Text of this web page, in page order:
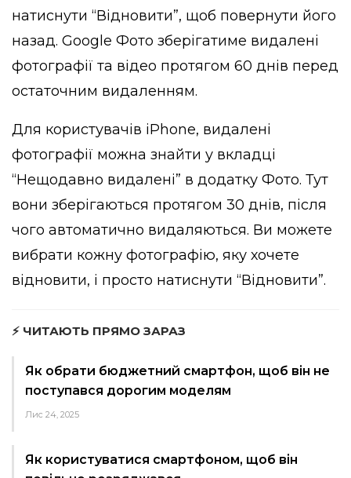
натиснути “Відновити”, щоб повернути його
назад. Google Фото зберігатиме видалені
фотографії та відео протягом 60 днів перед
остаточним видаленням.
Для користувачів iPhone, видалені
фотографії можна знайти у вкладці
“Нещодавно видалені” в додатку Фото. Тут
вони зберігаються протягом 30 днів, після
чого автоматично видаляються. Ви можете
вибрати кожну фотографію, яку хочете
відновити, і просто натиснути “Відновити”.
⚡ ЧИТАЮТЬ ПРЯМО ЗАРАЗ
Як обрати бюджетний смартфон, щоб він не
поступався дорогим моделям
Лис 24, 2025
Як користуватися смартфоном, щоб він